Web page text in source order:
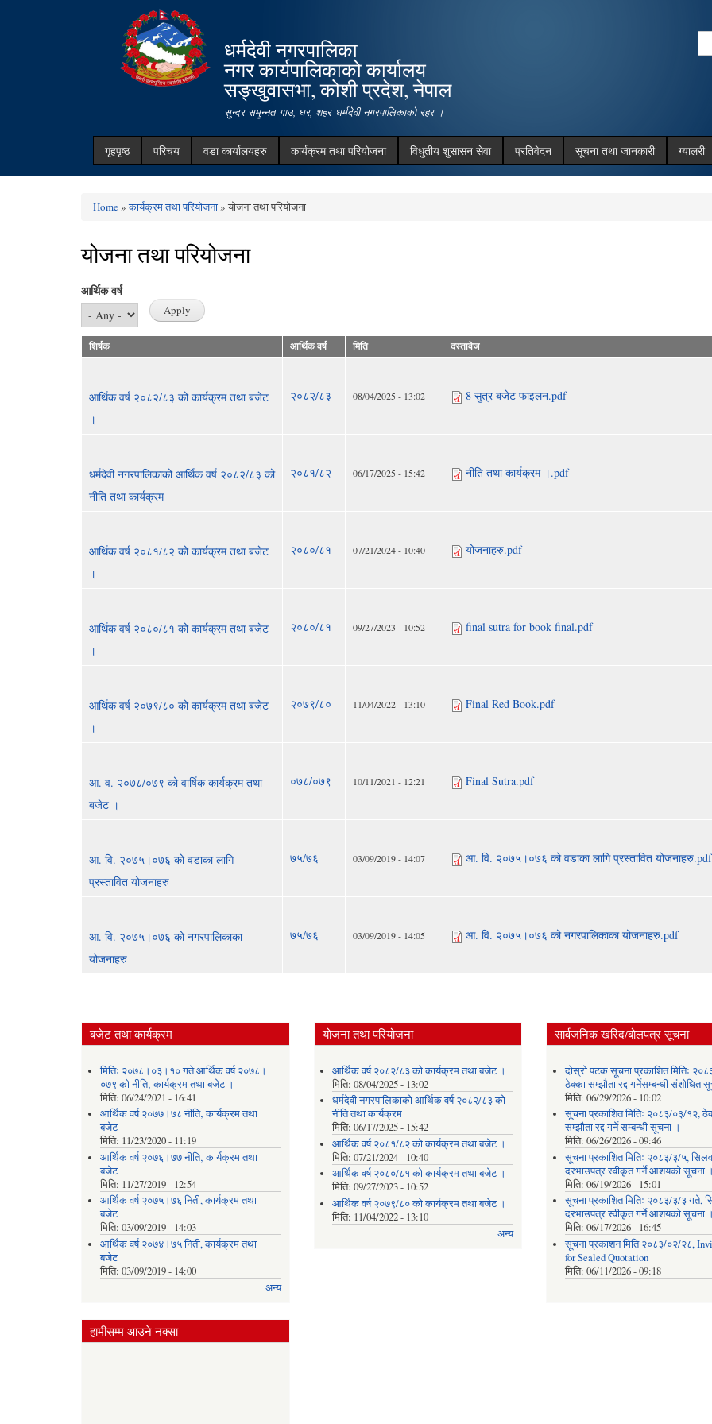
धर्मदेवी नगरपालिका
नगर कार्यपालिकाको कार्यालय
सङ्खुवासभा, कोशी प्रदेश, नेपाल
सुन्दर समुन्नत गाउ, घर, शहर धर्मदेवी नगरपालिकाको रहर ।
गृहपृष्ठ परिचय वडा कार्यालयहरु कार्यक्रम तथा परियोजना विधुतीय शुसासन सेवा प्रतिवेदन सूचना तथा जानकारी ग्यालरी
You are here
Home»कार्यक्रम तथा परियोजना» योजना तथा परियोजना
योजना तथा परियोजना
आर्थिक वर्ष
शिर्षक आर्थिक वर्ष मिति दस्तावेज
आर्थिक वर्ष २०८२/८३ को कार्यक्रम तथा बजेट
।
२०८२/८३ 08/04/2025 - 13:02 8 सुत्र बजेट फाइलन.pdf
धर्मदेवी नगरपालिकाको आर्थिक वर्ष २०८२/८३ को
नीति तथा कार्यक्रम
२०८१/८२ 06/17/2025 - 15:42 नीति तथा कार्यक्रम ।.pdf
आर्थिक वर्ष २०८१/८२ को कार्यक्रम तथा बजेट
।
२०८०/८१ 07/21/2024 - 10:40 योजनाहरु.pdf
आर्थिक वर्ष २०८०/८१ को कार्यक्रम तथा बजेट
।
२०८०/८१ 09/27/2023 - 10:52 final sutra for book final.pdf
आर्थिक वर्ष २०७९/८० को कार्यक्रम तथा बजेट
।
२०७९/८० 11/04/2022 - 13:10 Final Red Book.pdf
आ. व. २०७८/०७९ को वार्षिक कार्यक्रम तथा
बजेट ।
०७८/०७९ 10/11/2021 - 12:21 Final Sutra.pdf
आ. वि. २०७५।०७६ को वडाका लागि
प्रस्तावित योजनाहरु
७५/७६ 03/09/2019 - 14:07 आ. वि. २०७५।०७६ को वडाका लागि प्रस्तावित योजनाहरु.pdf
आ. वि. २०७५।०७६ को नगरपालिकाका
योजनाहरु
७५/७६ 03/09/2019 - 14:05 आ. वि. २०७५।०७६ को नगरपालिकाका योजनाहरु.pdf
बजेट तथा कार्यक्रम
मितिः २०७८।०३।१० गते आर्थिक वर्ष २०७८।
०७९ को नीति‚ कार्यक्रम तथा बजेट ।
मिति: 06/24/2021 - 16:41
आर्थिक वर्ष २०७७।७८ नीति‚ कार्यक्रम तथा
बजेट
मिति: 11/23/2020 - 11:19
आर्थिक वर्ष २०७६।७७ नीति‚ कार्यक्रम तथा
बजेट
मिति: 11/27/2019 - 12:54
आर्थिक वर्ष २०७५।७६ निती, कार्यक्रम तथा
बजेट
मिति: 03/09/2019 - 14:03
आर्थिक वर्ष २०७४।७५ निती, कार्यक्रम तथा
बजेट
मिति: 03/09/2019 - 14:00
अन्य
योजना तथा परियोजना
आर्थिक वर्ष २०८२/८३ को कार्यक्रम तथा बजेट ।
मिति:08/04/2025 - 13:02
धर्मदेवी नगरपालिकाको आर्थिक वर्ष २०८२/८३ को
नीति तथा कार्यक्रम
मिति:06/17/2025 - 15:42
आर्थिक वर्ष २०८१/८२ को कार्यक्रम तथा बजेट ।
मिति:07/21/2024 - 10:40
आर्थिक वर्ष २०८०/८१ को कार्यक्रम तथा बजेट ।
मिति:09/27/2023 - 10:52
आर्थिक वर्ष २०७९/८० को कार्यक्रम तथा बजेट ।
मिति: 11/04/2022 - 13:10
अन्य
सार्वजनिक खरिद/बोलपत्र सूचना
दोस्रो पटक सूचना प्रकाशित मितिः
ठेक्का सम्झौता रद्द गर्नेसम्बन्धी संशोधित
मिति: 06/29/2026 - 10:02
सूचना प्रकाशित मितिः २०८३/०३/१२,
सम्झौता रद्द गर्ने सम्बन्धी सूचना ।
मिति: 06/26/2026 - 09:46
सूचना प्रकाशित मितिः २०८३/३/५,
दरभाउपत्र स्वीकृत गर्ने आशयको सूचना ।
मिति: 06/19/2026 - 15:01
सूचना प्रकाशित मितिः २०८३/३/३ गते,
दरभाउपत्र स्वीकृत गर्ने आशयको सूचना ।
मिति: 06/17/2026 - 16:45
सूचना प्रकाशन मिति २०८३/०२/२८,
for Sealed Quotation
मिति: 06/11/2026 - 09:18
हामीसम्म आउने नक्सा